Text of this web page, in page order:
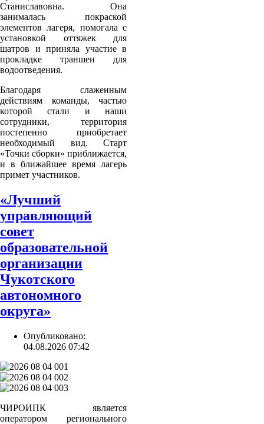
Станиславовна. Она
занималась покраской
элементов лагеря, помогала с
установкой оттяжек для
шатров и приняла участие в
прокладке траншеи для
водоотведения.
Благодаря слаженным
действиям команды, частью
которой стали и наши
сотрудники, территория
постепенно приобретает
необходимый вид. Старт
«Точки сборки» приближается,
и в ближайшее время лагерь
примет участников.
«Лучший
управляющий
совет
образовательной
организации
Чукотского
автономного
округа»
Опубликовано:
04.08.2026 07:42
ЧИРОИПК является
оператором регионального